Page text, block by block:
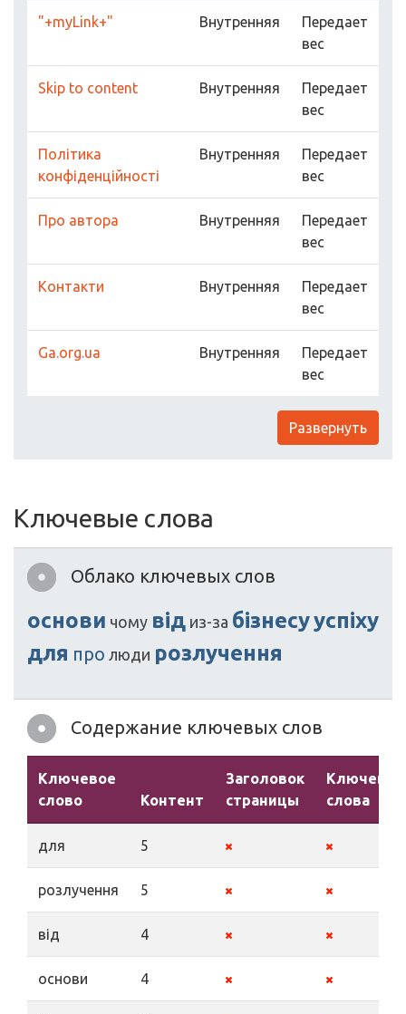
"+myLink+" Внутренняя
Передает
вес
Skip to content Внутренняя
Передает
вес
Політика
конфіденційності
Внутренняя
Передает
вес
Про автора Внутренняя
Передает
вес
Контакти Внутренняя
Передает
вес
Ga.org.ua Внутренняя
Передает
вес
Развернуть
Ключевые слова
Облако ключевых слов
основи чому від из-за бізнесууспіху
для про люди розлучення
Содержание ключевых слов
Ключевое
слово
Контент
Заголовок
страницы
Ключевые
слова
для 5
розлучення 5
від 4
основи 4